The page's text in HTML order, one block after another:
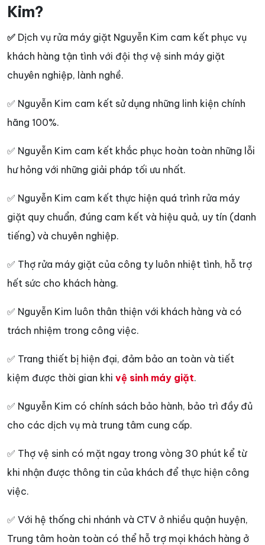
Kim?
✅ Dịch vụ rửa máy giặt Nguyễn Kim cam kết phục vụ
khách hàng tận tình với đội thợ vệ sinh máy giặt
chuyên nghiệp, lành nghề.
✅ Nguyễn Kim cam kết sử dụng những linh kiện chính
hãng 100%.
✅ Nguyễn Kim cam kết khắc phục hoàn toàn những lỗi
hư hỏng với những giải pháp tối ưu nhất.
✅ Nguyễn Kim cam kết thực hiện quá trình rửa máy
giặt quy chuẩn, đúng cam kết và hiệu quả, uy tín (danh
tiếng) và chuyên nghiệp.
✅ Thợ rửa máy giặt của công ty luôn nhiệt tình, hỗ trợ
hết sức cho khách hàng.
✅ Nguyễn Kim luôn thân thiện với khách hàng và có
trách nhiệm trong công việc.
✅ Trang thiết bị hiện đại, đảm bảo an toàn và tiết
kiệm được thời gian khi vệ sinh máy giặt.
✅ Nguyễn Kim có chính sách bảo hành, bảo trì đầy đủ
cho các dịch vụ mà trung tâm cung cấp.
✅ Thợ vệ sinh có mặt ngay trong vòng 30 phút kể từ
khi nhận được thông tin của khách để thực hiện công
việc.
✅ Với hệ thống chi nhánh và CTV ở nhiều quận huyện,
Trung tâm hoàn toàn có thể hỗ trợ mọi khách hàng ở